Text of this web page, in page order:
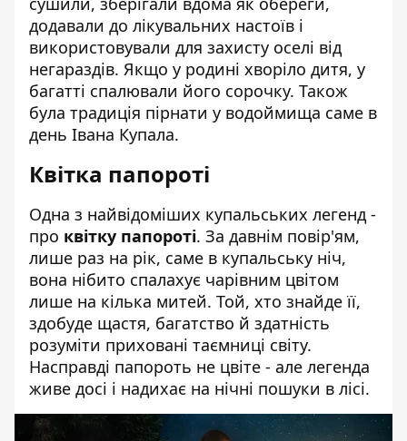
додавали до лікувальних настоїв і
використовували для захисту оселі від
негараздів. Якщо у родині хворіло дитя, у
багатті спалювали його сорочку. Також
була традиція пірнати у водоймища саме в
день Івана Купала.
Квітка папороті
Одна з найвідоміших купальських легенд -
про квітку папороті. За давнім повір'ям,
лише раз на рік, саме в купальську ніч,
вона нібито спалахує чарівним цвітом
лише на кілька митей. Той, хто знайде її,
здобуде щастя, багатство й здатність
розуміти приховані таємниці світу.
Насправді папороть не цвіте - але легенда
живе досі і надихає на нічні пошуки в лісі.